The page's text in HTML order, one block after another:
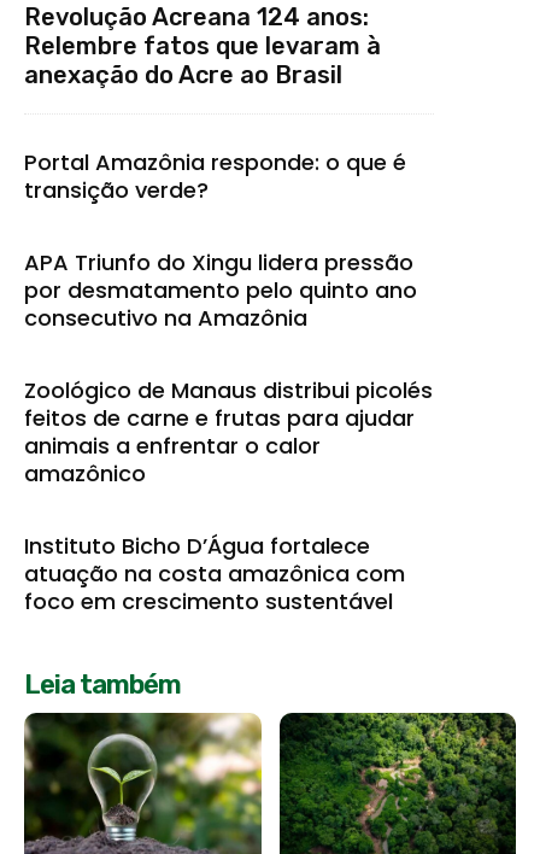
Revolução Acreana 124 anos:
Relembre fatos que levaram à
anexação do Acre ao Brasil
Portal Amazônia responde: o que é
transição verde?
APA Triunfo do Xingu lidera pressão
por desmatamento pelo quinto ano
consecutivo na Amazônia
Zoológico de Manaus distribui picolés
feitos de carne e frutas para ajudar
animais a enfrentar o calor
amazônico
Instituto Bicho D’Água fortalece
atuação na costa amazônica com
foco em crescimento sustentável
Leia também